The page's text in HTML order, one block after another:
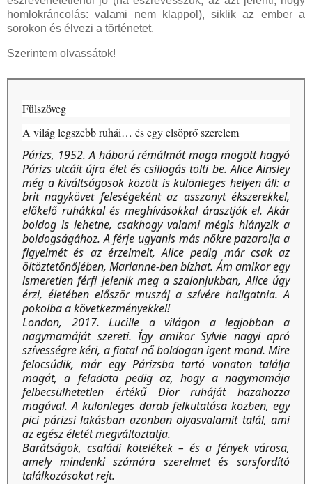
homlokráncolás: valami nem klappol), siklik az ember a
sorokon és élvezi a történetet.
Szerintem olvassátok!
Fülszöveg
A ​világ legszebb ruhái… és egy elsöprő szerelem
Párizs, 1952. A háború rémálmát maga mögött hagyó
Párizs utcáit újra élet és csillogás tölti be. Alice Ainsley
még a kiváltságosok között is különleges helyen áll: a
brit nagykövet feleségeként az asszonyt ékszerekkel,
előkelő ruhákkal és meghívásokkal árasztják el. Akár
boldog is lehetne, csakhogy valami mégis hiányzik a
boldogságához. A férje ugyanis más nőkre pazarolja a
figyelmét és az érzelmeit, Alice pedig már csak az
öltöztetőnőjében, Marianne-ben bízhat. Ám amikor egy
ismeretlen férfi jelenik meg a szalonjukban, Alice úgy
érzi, életében először muszáj a szívére hallgatnia. A
pokolba a következményekkel!
London, 2017. Lucille a világon a legjobban a
nagymamáját szereti. Így amikor Sylvie nagyi apró
szívességre kéri, a fiatal nő boldogan igent mond. Mire
felocsúdik, már egy Párizsba tartó vonaton találja
magát, a feladata pedig az, hogy a nagymamája
felbecsülhetetlen értékű Dior ruháját hazahozza
magával. A különleges darab felkutatása közben, egy
pici párizsi lakásban azonban olyasvalamit talál, ami
az egész életét megváltoztatja.
Barátságok, családi kötelékek – és a fények városa,
amely mindenki számára szerelmet és sorsfordító
találkozásokat rejt.